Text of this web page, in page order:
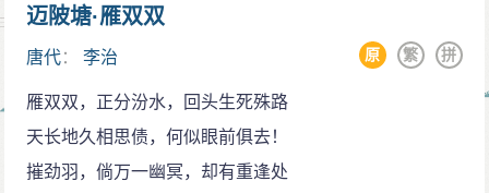
称赞他好。
贞观十八年（644），唐太宗将讨伐高丽，命令李治
留守定州。等到唐太宗基本确定了发兵日期，李治悲
哀，整天啼哭，因而请求驿站飞马传递自己生活工作起
居的表章，并传递边境情况的报告，唐太宗都同意了。
迈陂塘·雁双双
唐代：李治 拼
繁
原
雁双双，正分汾水，回头生死殊路
天长地久相思债，何似眼前俱去！
摧劲羽，倘万一幽冥，却有重逢处